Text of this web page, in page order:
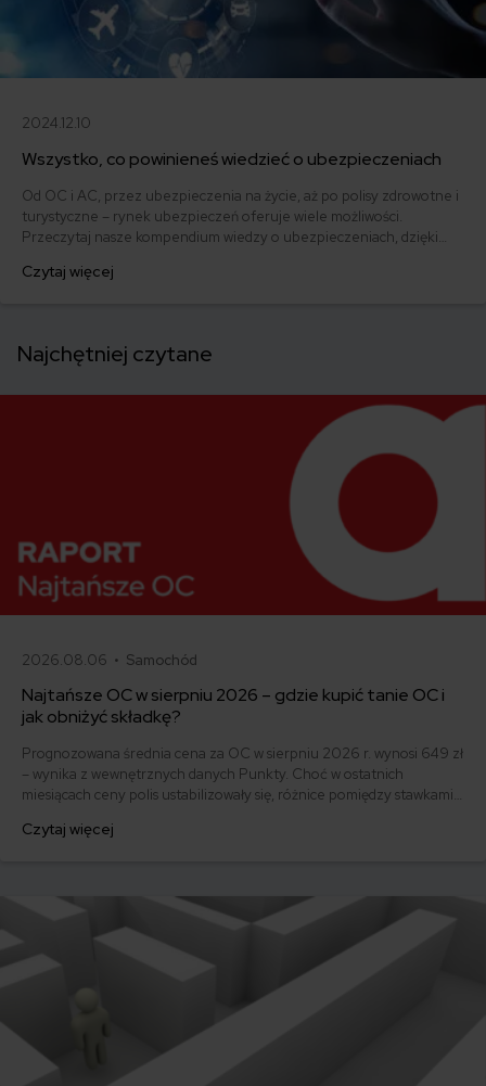
2024.12.10
Wszystko, co powinieneś wiedzieć o ubezpieczeniach
Od OC i AC, przez ubezpieczenia na życie, aż po polisy zdrowotne i
turystyczne – rynek ubezpieczeń oferuje wiele możliwości.
Przeczytaj nasze kompendium wiedzy o ubezpieczeniach, dzięki
rozwiązanie idealnie dopasowane do Twoich potrzeb.
Czytaj więcej
Najchętniej czytane
2026.08.06 • Samochód
Najtańsze OC w sierpniu 2026 – gdzie kupić tanie OC i
jak obniżyć składkę?
Prognozowana średnia cena za OC w sierpniu 2026 r. wynosi 649 zł
– wynika z wewnętrznych danych Punkty. Choć w ostatnich
miesiącach ceny polis ustabilizowały się, różnice pomiędzy stawkami
500 zł, inni – powyżej 1500 zł. Gdzie znaleźć najtańsze OC w Polsce
Czytaj więcej